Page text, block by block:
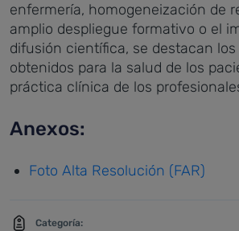
enfermería, homogeneización de
amplio despliegue formativo o el
difusión científica, se destacan
obtenidos para la salud de los
práctica clínica de los
Anexos:
Foto Alta Resolución (FAR)
Categoría: